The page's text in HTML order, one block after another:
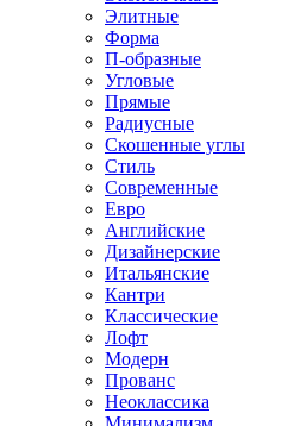
Элитные
Форма
П-образные
Угловые
Прямые
Радиусные
Скошенные углы
Стиль
Современные
Евро
Английские
Дизайнерские
Итальянские
Кантри
Классические
Лофт
Модерн
Прованс
Неоклассика